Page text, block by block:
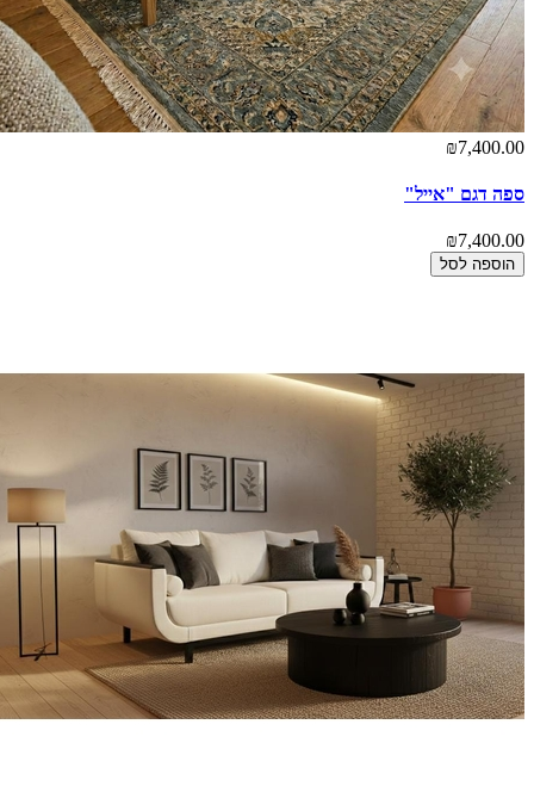
₪7,400.00
ספה דגם "אייל"
₪7,400.00
הוספה לסל